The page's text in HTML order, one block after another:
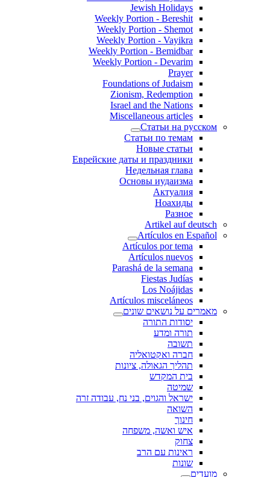
Jewish Holidays
Weekly Portion - Bereshit
Weekly Portion - Shemot
Weekly Portion - Vayikra
Weekly Portion - Bemidbar
Weekly Portion - Devarim
Prayer
Foundations of Judaism
Zionism, Redemption
Israel and the Nations
Miscellaneous articles
Статьи на русском
Статьи по темам
Новые статьи
Еврейские даты и праздники
Недельная глава
Основы иудаизма
Актуалия
Ноахиды
Разное
Artikel auf deutsch
Artículos en Español
Artículos por tema
Artículos nuevos
Parashá de la semana
Fiestas Judías
Los Noájidas
Artículos misceláneos
מאמרים על נושאים שונים
יסודות התורה
תורה ומדע
תשובה
חברה ואקטואליה
תהליך הגאולה, ציונות
בית המקדש
שמיטה
ישראל והגוים, בני נח, עבודה זרה
השואה
חינוך
איש ואשה, משפחה
צחוק
ראינות עם הרב
שונות
מועדים